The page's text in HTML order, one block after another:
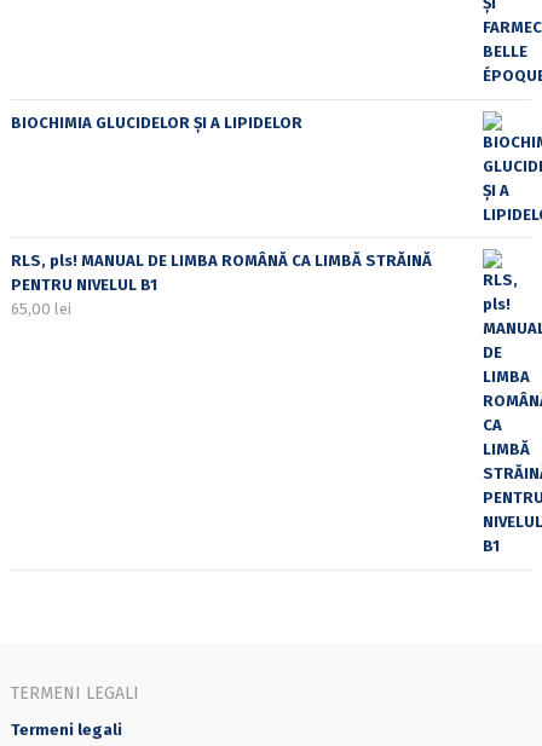
BIOCHIMIA GLUCIDELOR ȘI A LIPIDELOR
RLS, pls! MANUAL DE LIMBA ROMÂNĂ CA LIMBĂ STRĂINĂ
PENTRU NIVELUL B1
65,00 lei
TERMENI LEGALI
Termeni legali